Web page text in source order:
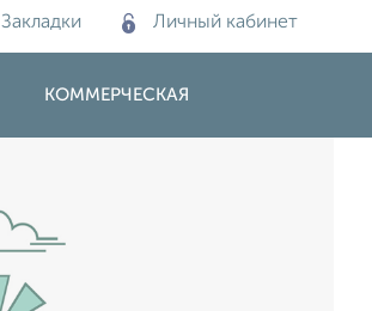
Закладки Личный кабинет
КОММЕРЧЕСКАЯ